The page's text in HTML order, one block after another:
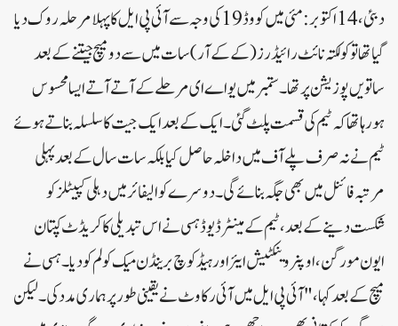
دبئی ، 14 اکتوبر: مئی میں کووڈ 19 کی وجہ سےآئی پی ایل کا پہلا مرحلہ روک دیا
گیا تھا تو کولکتہ نائٹ رائیڈرز (کے کے آر) سات میں سے دو میچ جیتنے کے بعد
ساتویں پوزیشن پر تھا۔ ستمبر میں یو اے ای مرحلے کے آتے آتے ایسا محسوس
ہورہا تھا کہ ٹیم کی قسمت پلٹ گئی ۔ ایک کے بعد ایک جیت کا سلسلہ بناتے ہوئے
ٹیم نے نہ صرف پلے آف میں داخلہ حاصل کیا بلکہ سات سال کے بعد پہلی
مرتبہ فائنل میں بھی جگہ بنائے گی۔دوسرے کوالیفائر میں دہلی کپیٹلز کو
شکست دینے کے بعد ، ٹیم کےمینٹر ڈیوڈ ہسی نے اس تبدیلی کا کریڈٹ کپتان
ایون مورگن ، اوپنر وینکٹیش ایئر اور ہیڈ کوچ برینڈن میک کولم کو دیا۔ہسی نے
میچ کے بعد کہا ، "آئی پی ایل میں آئی رکاوٹ نے یقینی طور پر ہماری مدد کی۔ لیکن